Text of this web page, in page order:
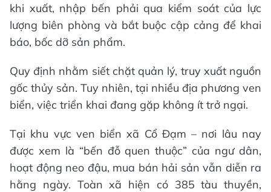
khi xuất, nhập bến phải qua kiểm soát của lực
lượng biên phòng và bắt buộc cập cảng để khai
báo, bốc dỡ sản phẩm.
Quy định nhằm siết chặt quản lý, truy xuất nguồn
gốc thủy sản. Tuy nhiên, tại nhiều địa phương ven
biển, việc triển khai đang gặp không ít trở ngại.
Tại khu vực ven biển xã Cổ Đạm – nơi lâu nay
được xem là “bến đỗ quen thuộc” của ngư dân,
hoạt động neo đậu, mua bán hải sản vẫn diễn ra
hằng ngày. Toàn xã hiện có 385 tàu thuyền,